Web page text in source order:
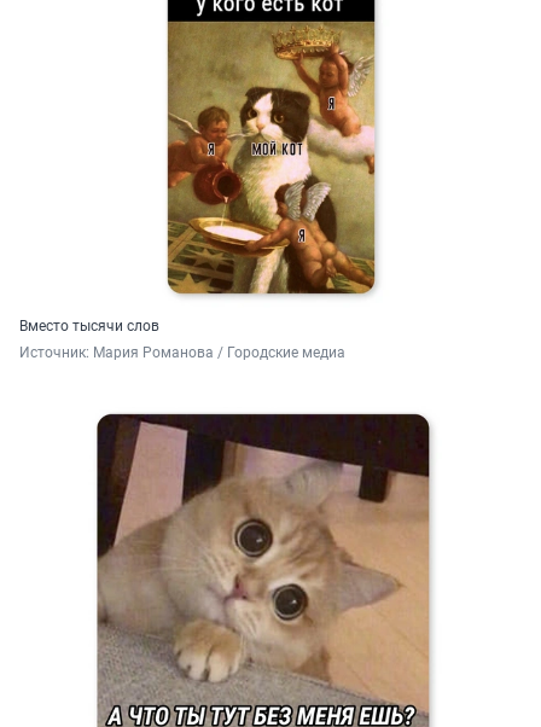
Вместо тысячи слов
Источник: Мария Романова / Городские медиа